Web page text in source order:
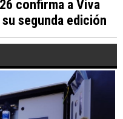
confirma a Viva
segunda edición